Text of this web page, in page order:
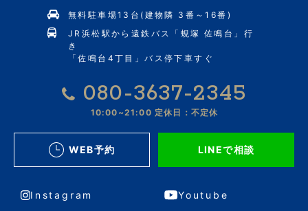
無料駐車場13台(建物隣 3番～16番)
JR浜松駅から遠鉄バス「蜆塚 佐鳴台」行
き
「佐鳴台4丁目」バス停下車すぐ
080-3637-2345
10:00~21:00 定休日：不定休
WEB予約 LINEで相談
Instagram Youtube